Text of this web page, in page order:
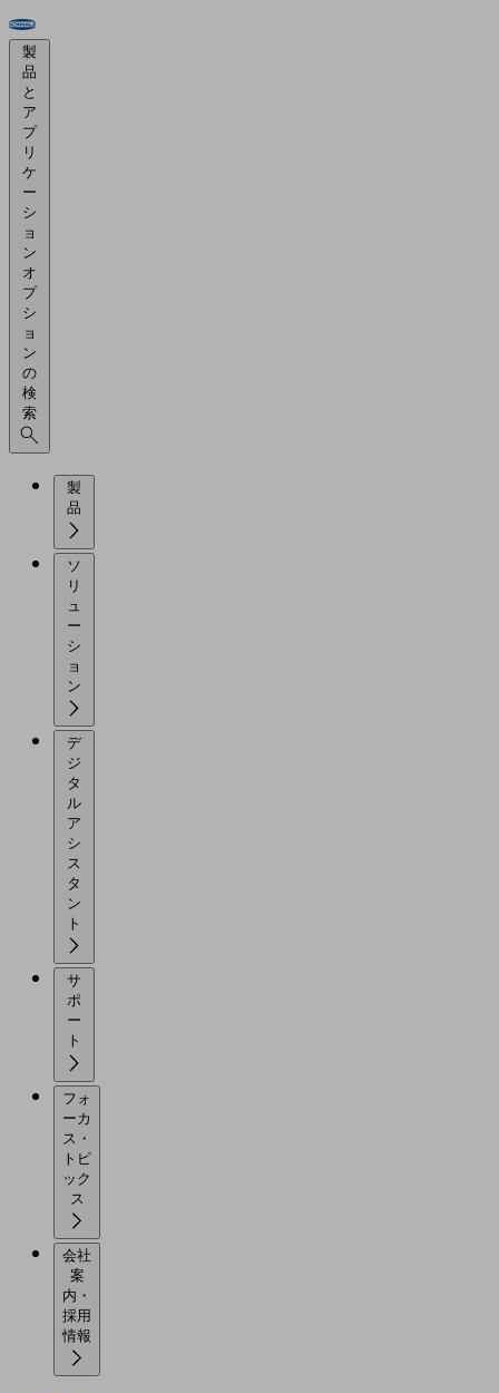
製
品
と
ア
プ
リ
ケ
ー
シ
ョ
ン
オ
プ
シ
ョ
ン
の
検
索
製
ソ
リ
ュ
ー
シ
ョ
デ
ジ
タ
ル
ア
シ
ス
タ
ン
サ
ポ
ー
フォ
ーカ
ス・
トピ
ック
会社
案
内・
採用
情報